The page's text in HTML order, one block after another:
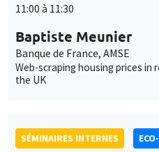
11:00 à 11:30
Baptiste Meunier
Banque de France, AMSE
Web-scraping housing prices in
the UK
SÉMINAIRES INTERNES